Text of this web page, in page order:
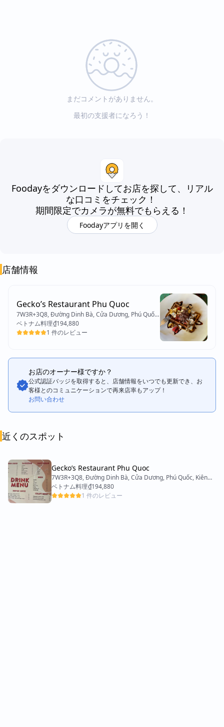
まだコメントがありません。
最初の支援者になろう！
Foodayをダウンロードしてお店を探して、リアル
な口コミをチェック！
期間限定でカメラが無料でもらえる！
Foodayアプリを開く
店舗情報​
Gecko’s Restaurant Phu Quoc
7W3R+3Q8, Đường Dinh Bà, Cửa Dương, Phú Quốc,
Kiên Giang 95000, Vietnam
ベトナム料理₫194,880
1 件のレビュー
お店のオーナー様ですか？
公式認証バッジを取得すると、店舗情報をいつでも更新でき、お
客様とのコミュニケーションで再来店率もアップ！
お問い合わせ
近くのスポット
Gecko’s Restaurant Phu Quoc
7W3R+3Q8, Đường Dinh Bà, Cửa Dương, Phú Quốc, Kiên
Giang 95000, Vietnam
ベトナム料理₫194,880
1 件のレビュー